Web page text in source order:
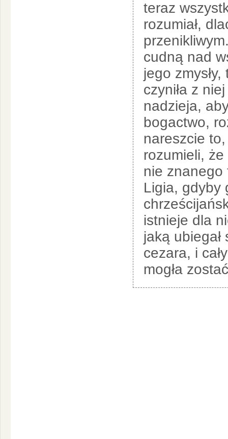
teraz
rozumiał,
cudną nad
jego
czyniła z
nadzieja,
bogactwo,
nareszcie
rozumieli,
nie znanego
Ligia, gdyby
istnieje dla
jaką
cezara, i
mogła